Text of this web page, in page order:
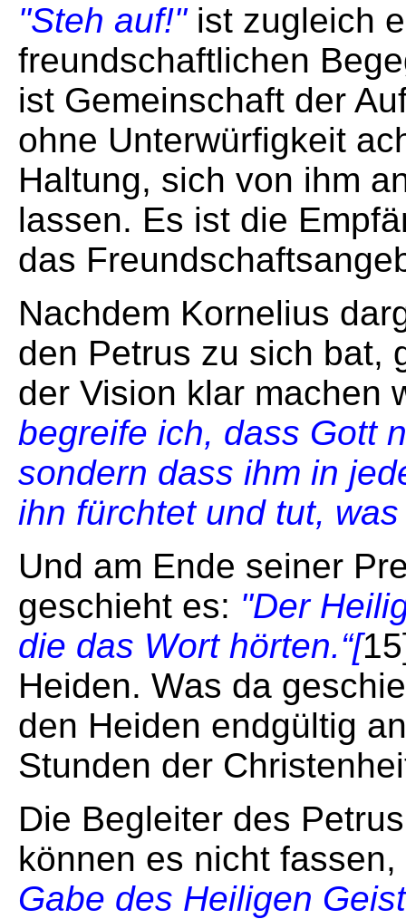
"Steh auf!"ist zugleich
freundschaftlichen
ist Gemeinschaft der
ohne Unterwürfigkeit
Haltung, sich von ihm
lassen. Es ist die
das
Nachdem Kornelius
den Petrus zu sich bat,
der Vision klar machen
begreife ich, dass Gott
sondern dass ihm in
ihn fürchtet und tut, was
Und am Ende seiner
geschieht es: "Der
die das Wort hörten.“[
Heiden. Was da
den Heiden endgültig
Stunden der
Die Begleiter des
können es nicht fassen,
Gabe des Heiligen